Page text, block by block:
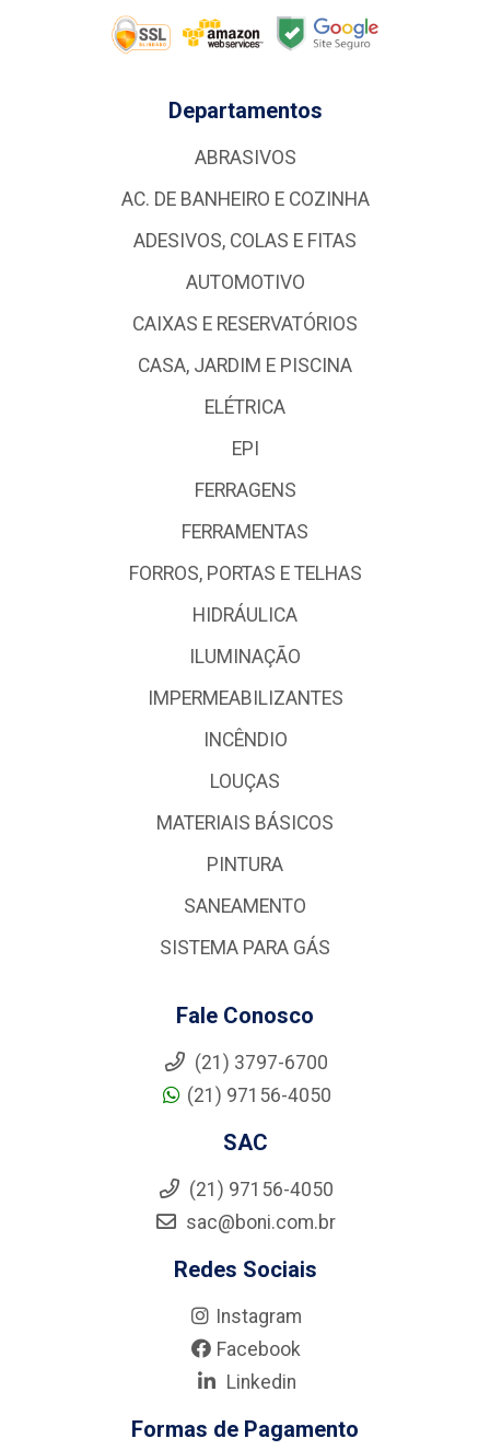
Departamentos
ABRASIVOS
AC. DE BANHEIRO E COZINHA
ADESIVOS, COLAS E FITAS
AUTOMOTIVO
CAIXAS E RESERVATÓRIOS
CASA, JARDIM E PISCINA
ELÉTRICA
EPI
FERRAGENS
FERRAMENTAS
FORROS, PORTAS E TELHAS
HIDRÁULICA
ILUMINAÇÃO
IMPERMEABILIZANTES
INCÊNDIO
LOUÇAS
MATERIAIS BÁSICOS
PINTURA
SANEAMENTO
SISTEMA PARA GÁS
Fale Conosco
(21) 3797-6700
(21) 97156-4050
SAC
(21) 97156-4050
sac@boni.com.br
Redes Sociais
Instagram
Facebook
Linkedin
Formas de Pagamento